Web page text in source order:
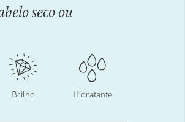
seco ou
Brilho Hidratante